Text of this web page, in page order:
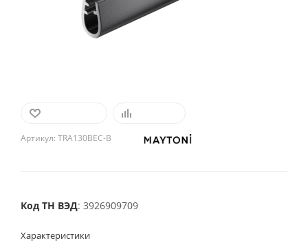
Артикул: TRA130BEC-B
Код ТН ВЭД: 3926909709
Характеристики